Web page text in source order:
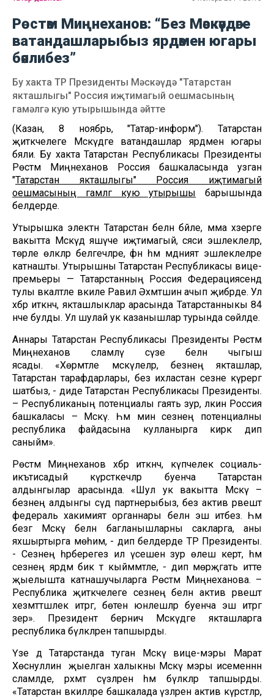
Рөстәм Миңнеханов: “Без Мәскәүдәге
ватандашларыбыз ярдәмен югары
бәялибез”
Бу хакта ТР Президенты Мәскәүдә "Татарстан
якташлыгы" Россия иҗтимагый оешмасының
гамәлгә кую утырышында әйтте
(Казан, 8 ноябрь, "Татар-информ"). Татарстан
җитәкчелеге Мәскәүдәге ватандашлар ярдәмен югары
бәяли. Бу хакта Татарстан Республикасы Президенты
Рөстәм Миңнеханов Россия башкаласында узган
"Татарстан якташлыгы" Россия иҗтимагый
оешмасының гамәлгә кую утырышы барышында
белдерде.
Утырышка электән Татарстан белән бәйле, әмма хәзерге
вакытта Мәскәүдә яшәүче иҗтимагый, сәяси эшлеклеләр,
төрле өлкәләр белгечләре, фән һәм мәдәният эшлеклеләре
катнашты. Утырышны Татарстан Республикасы вице-
премьеры — Татарстанның Россия Федерациясендә
тулы вәкаләтле вәкиле Равил Әхмәтшин ачып җибәрде. Ул
хәбәр иткәнчә, якташлыклар арасында Татарстанныкы 84
нче булды. Ул шулай ук казанышлар турында сөйләде.
Аннары Татарстан Республикасы Президенты Рөстәм
Миңнеханов сәламләү сүзе белән чыгыш
ясады. «Хөрмәтле мәскәүлеләр, безнең якташлар,
Татарстан тарафдарлары, без ихластан сезне күрергә
шатбыз, - диде Татарстан Республикасы Президенты.
– Республиканың потенциалы гаять зур, ләкин Россия
башкаласы – Мәскәү. Һәм мин сезнең потенциалны
республика файдасына кулланырга кирәк дип
саныйм».
Рөстәм Миңнеханов хәбәр иткәнчә, күпчелек социаль-
икътисадый күрсәткечләр буенча Татарстан
алдынгылар арасында. «Шул ук вакытта Мәскәү –
безнең алдынгы сәүдә партнерыбыз, без актив рәвештә
федераль хакимият органнары белән эш итәбез. Һәм
безгә Мәскәү белән багланышларны сакларга, аны
яхшыртырга мөһим, - дип белдерде ТР Президенты.
- Сезнең һәрберегез ил үсешенә зур өлеш кертә, һәм
сезнең ярдәм бик тә кыйммәтле, - дип мөрәҗәгать итте
җыелышта катнашучыларга Рөстәм Миңнеханова. –
Республика җитәкчелеге сезнең белән актив рәвештә
хезмәттәшлек итәргә, бөтен юнәлешләр буенча эш итәргә
әзер». Президент берничә Мәскәүдәге якташларга
республика бүләкләрен тапшырды.
Үзе дә Татарстанда туган Мәскәү вице-мэры Марат
Хөснуллин җыелган халыкны Мәскәү мэры исеменнән
сәламләде, рәхмәт сүзләрен һәм бүләкләр тапшырды.
«Татарстан вәкилләре башкалада үзләрен актив күрсәтәләр,